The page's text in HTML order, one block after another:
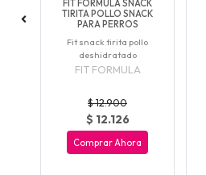
FIT FORMULA SNACK
TIRITA POLLO SNACK
PARA PERROS
Fit snack tirita pollo
deshidratado
FIT FORMULA
$ 12.900
$ 12.126
Comprar Ahora